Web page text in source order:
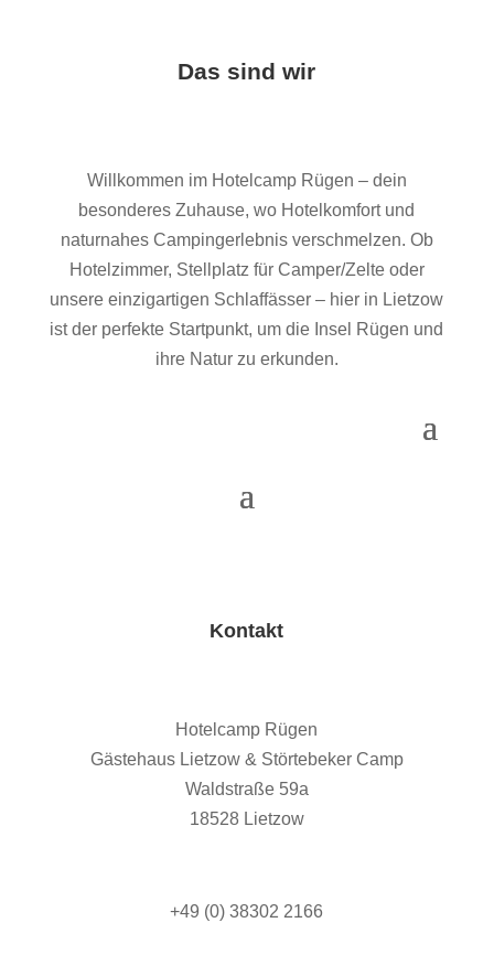
Das sind wir
Willkommen im Hotelcamp Rügen – dein
besonderes Zuhause, wo Hotelkomfort und
naturnahes Campingerlebnis verschmelzen. Ob
Hotelzimmer, Stellplatz für Camper/Zelte oder
unsere einzigartigen Schlaffässer – hier in Lietzow
ist der perfekte Startpunkt, um die Insel Rügen und
ihre Natur zu erkunden.
Kontakt
Hotelcamp Rügen
Gästehaus Lietzow & Störtebeker Camp
Waldstraße 59a
18528 Lietzow
+49 (0) 38302 2166